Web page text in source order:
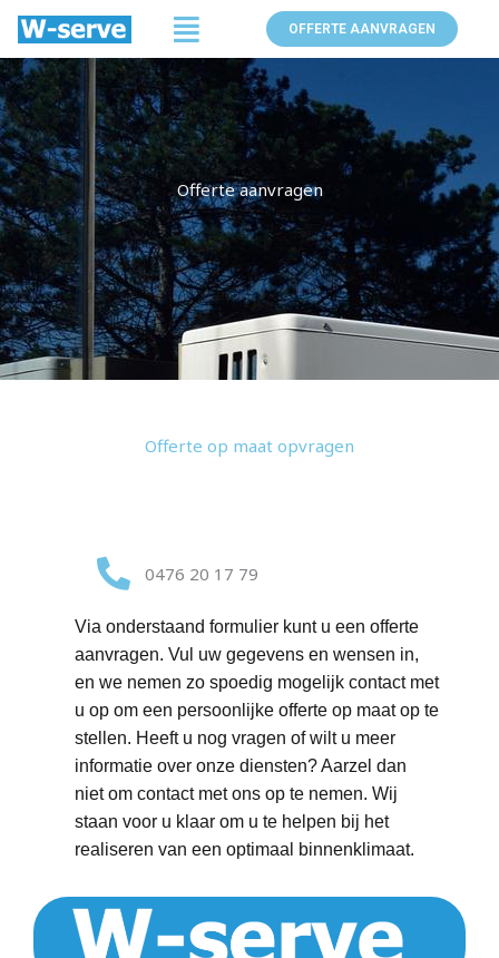
Spring
naar
de
inhoud
Menu OFFERTE AANVRAGEN
Offerte aanvragen
Offerte op maat opvragen
0476 20 17 79
Via onderstaand formulier kunt u een offerte
aanvragen. Vul uw gegevens en wensen in,
en we nemen zo spoedig mogelijk contact met
u op om een persoonlijke offerte op maat op te
stellen. Heeft u nog vragen of wilt u meer
informatie over onze diensten? Aarzel dan
niet om contact met ons op te nemen. Wij
staan voor u klaar om u te helpen bij het
realiseren van een optimaal binnenklimaat.